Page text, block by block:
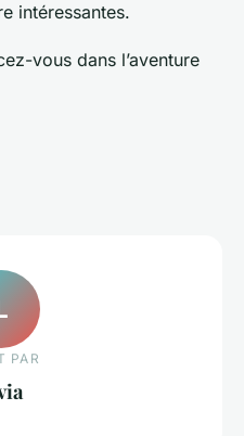
intéressantes.
vous dans l’aventure
PAR